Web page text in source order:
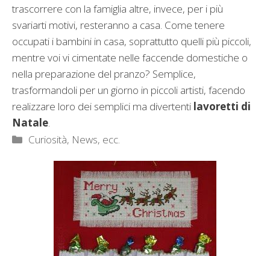
trascorrere con la famiglia altre, invece, per i più
svariarti motivi, resteranno a casa. Come tenere
occupati i bambini in casa, soprattutto quelli più piccoli,
mentre voi vi cimentate nelle faccende domestiche o
nella preparazione del pranzo? Semplice,
trasformandoli per un giorno in piccoli artisti, facendo
realizzare loro dei semplici ma divertenti lavoretti di
Natale
Categorie
Curiosità, News, ecc.